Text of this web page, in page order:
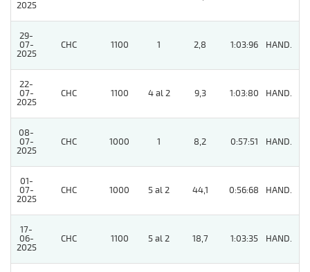
2025
29-
07-
2025
CHC 1100 1 2,8 1:03:96 HAND.
22-
07-
2025
CHC 1100 4 al 2 9,3 1:03:80 HAND.
08-
07-
2025
CHC 1000 1 8,2 0:57:51 HAND.
01-
07-
2025
CHC 1000 5 al 2 44,1 0:56:68 HAND.
17-
06-
2025
CHC 1100 5 al 2 18,7 1:03:35 HAND.